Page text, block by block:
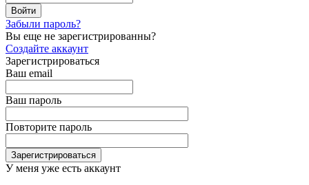
Забыли пароль?
Вы еще не зарегистрированны?
Создайте аккаунт
Зарегистрироваться
Ваш email
Ваш пароль
Повторите пароль
У меня уже есть аккаунт